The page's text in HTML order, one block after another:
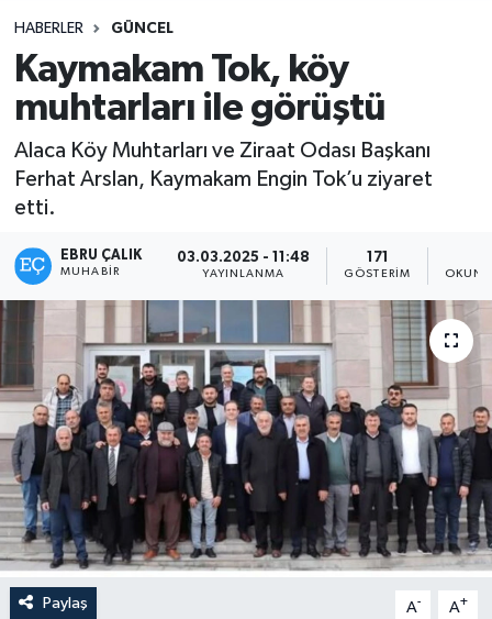
HABERLER GÜNCEL
Kaymakam Tok, köy
muhtarları ile görüştü
Alaca Köy Muhtarları ve Ziraat Odası Başkanı
Ferhat Arslan, Kaymakam Engin Tok’u ziyaret
etti.
EBRU ÇALIK
MUHABIR
03.03.2025 - 11:48
YAYINLANMA
171
GÖSTERIM
Paylaş A- A+
Haber Arşivi